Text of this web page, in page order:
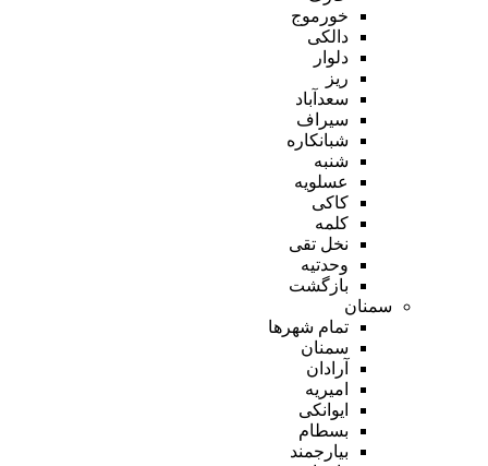
خورموج
دالکی
دلوار
ریز
سعدآباد
سیراف
شبانکاره
شنبه
عسلویه
کاکی
کلمه
نخل تقی
وحدتیه
بازگشت
سمنان
تمام شهر‌ها
سمنان
آرادان
امیریه
ایوانکی
بسطام
بیارجمند